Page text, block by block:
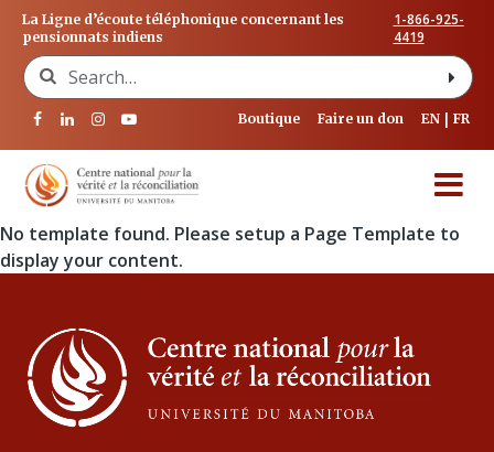
La Ligne d’écoute téléphonique concernant les
pensionnats indiens
1-866-925-
4419
Search for:
Boutique Faire un don EN FR
No template found. Please setup a Page Template to
display your content.